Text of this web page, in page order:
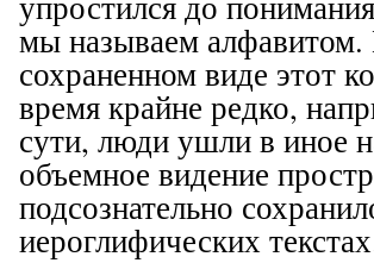
мы называем алфавитом.
сохраненном виде этот
время крайне редко,
сути, люди ушли в иное
объемное видение
подсознательно
иероглифических